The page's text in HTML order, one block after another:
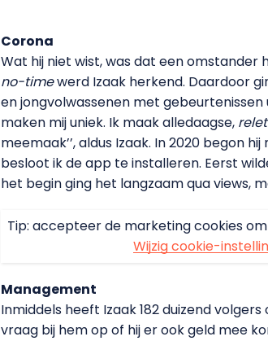
Corona
Wat hij niet wist, was dat een omstander
no-timewerd Izaak herkend. Daardoor
en jongvolwassenen met
maken mij uniek. Ik maak alledaagse,
meemaak’’, aldus Izaak. In 2020 begon
besloot ik de app te installeren. Eerst
het begin ging het langzaam qua views,
Tip: accepteer de marketing cookies
Wijzig cookie-
Management
Inmiddels heeft Izaak 182 duizend
vraag bij hem op of hij er ook geld mee